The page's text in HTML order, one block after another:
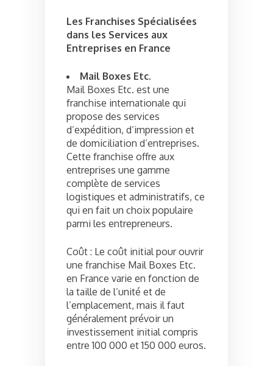
Les Franchises Spécialisées
dans les Services aux
Entreprises en France
Mail Boxes Etc.
Mail Boxes Etc. est une
franchise internationale qui
propose des services
d’expédition, d’impression et
de domiciliation d’entreprises.
Cette franchise offre aux
entreprises une gamme
complète de services
logistiques et administratifs, ce
qui en fait un choix populaire
parmi les entrepreneurs.
Coût : Le coût initial pour ouvrir
une franchise Mail Boxes Etc.
en France varie en fonction de
la taille de l’unité et de
l’emplacement, mais il faut
généralement prévoir un
investissement initial compris
entre 100 000 et 150 000 euros.